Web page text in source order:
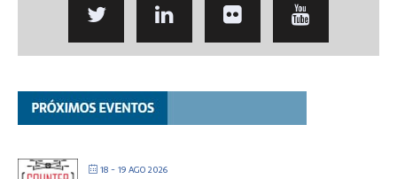
18 - 19 AGO 2026